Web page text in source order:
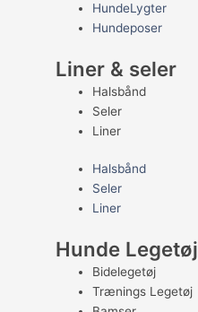
HundeLygter
Hundeposer
Liner & seler
Halsbånd
Seler
Liner
Halsbånd
Seler
Liner
Hunde Legetøj
Bidelegetøj
Trænings Legetøj